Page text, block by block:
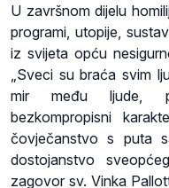
U završnom dijelu
programi, utopije,
iz svijeta opću
„Sveci su braća svim
mir među ljude,
bezkompropisni
čovječanstvo s puta
dostojanstvo
zagovor sv. Vinka